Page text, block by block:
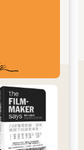
成了一項艱鉅的
的麵包。
無慮、隨心所
求，在這些時刻
，其實是發生在
完成某件有難度
的。對孩子來
成一座他疊過最
一刻；對於小提
人都有無數的機